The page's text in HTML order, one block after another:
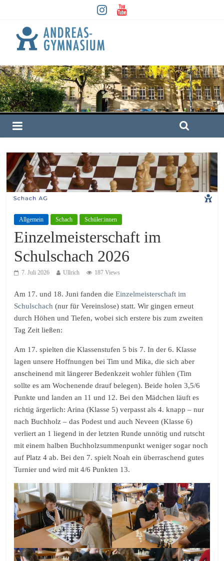
Allgemein Schach Schüler:innen
Einzelmeisterschaft im
Schulschach 2026
7. Juli 2026 Ullrich 187 Views
Am 17. und 18. Juni fanden die Einzelmeisterschaft im
Schulschach (nur für Vereinslose) statt. Wir gingen erneut
durch Höhen und Tiefen, wobei sich erstere bis zum zweiten
Tag Zeit ließen:
Am 17. spielten die Klassenstufen 5 bis 7. In der 6. Klasse
lagen unsere Hoffnungen bei Tim und Mika, die sich aber
anscheinend mit längerer Bedenkzeit wohler fühlen (Tim
sollte es am Wochenende drauf belegen). Beide holen 3,5/6
Punkte und landen an 11 und 12. Bei den Mädchen läuft es
richtig ärgerlich: Arina (Klasse 5) verpasst als 4. knapp – nur
nach Buchholz – das Podest und auch Neveen (Klasse 6)
verliert an 1 liegend in der letzten Runde unnötig und rutscht
mit einem halben Buchholzsummenpunkt weniger sogar noch
auf Platz 4 ab. Bei den 7. spielt Noah ein überraschend gutes
Turnier und wird mit 4/6 Punkten 13.